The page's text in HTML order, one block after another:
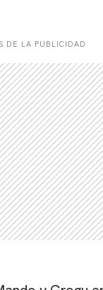
DE LA PUBLICIDAD